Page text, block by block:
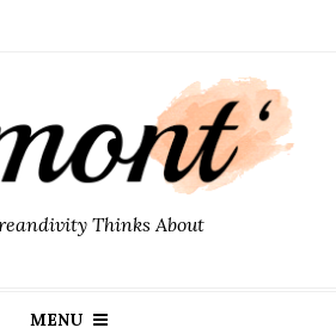
Thinks About
MENU